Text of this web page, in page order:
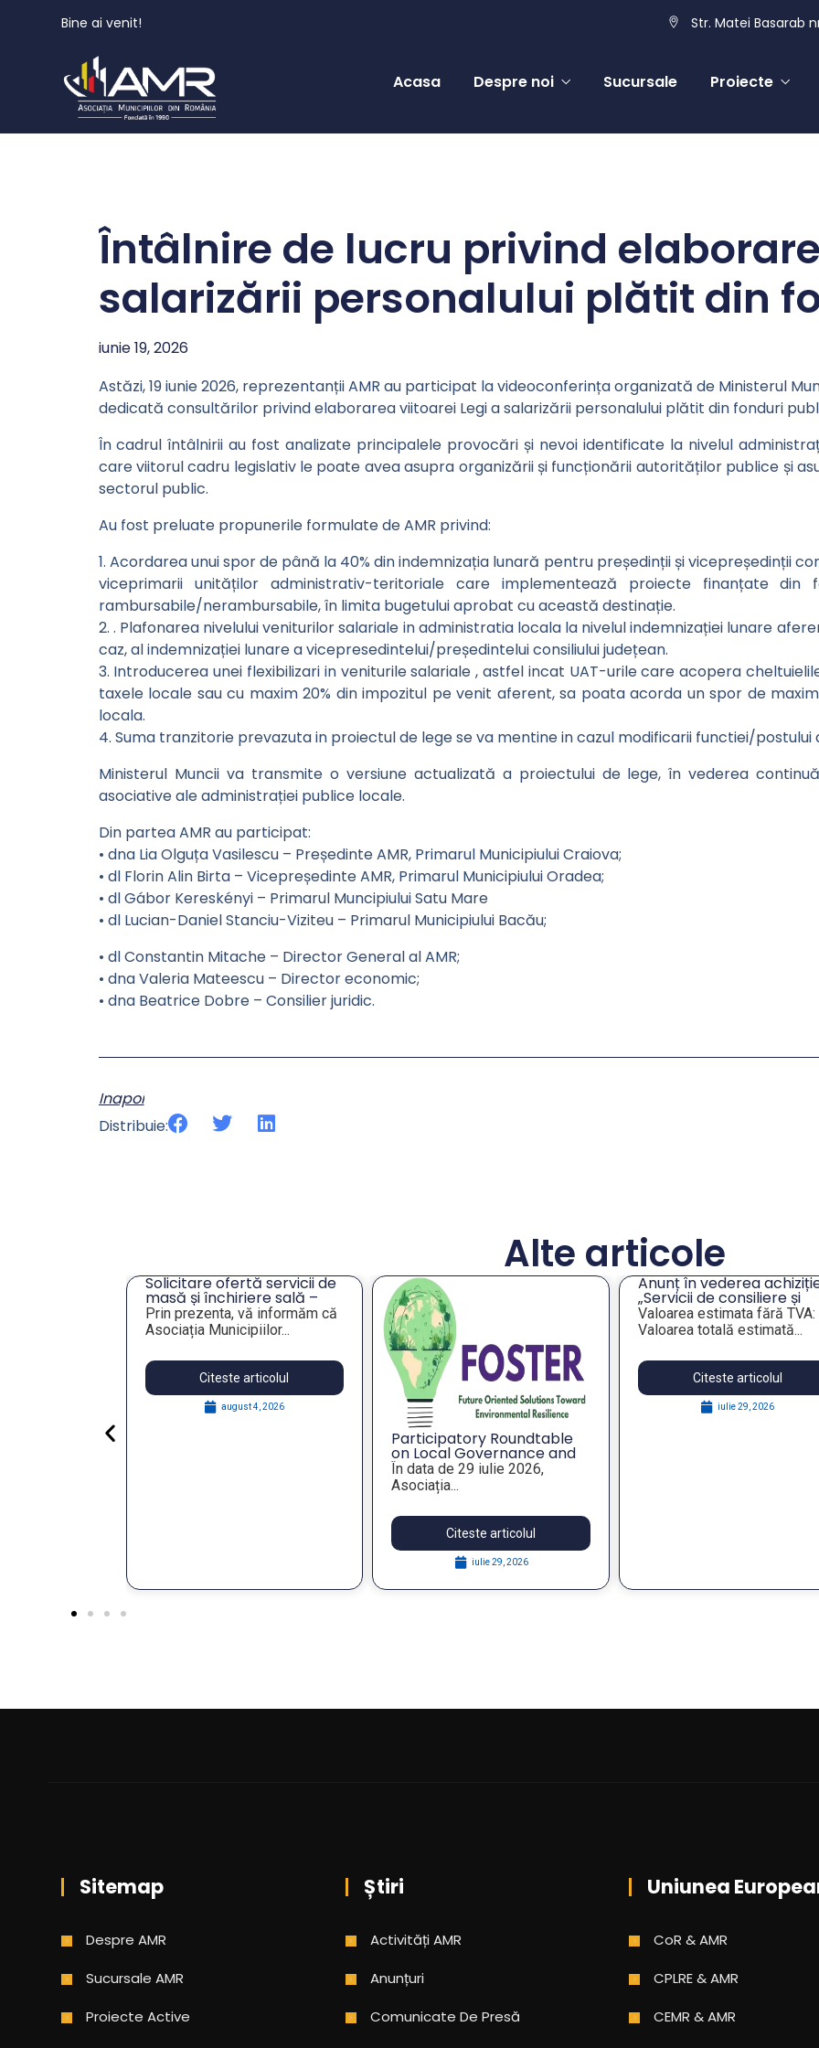
Bine ai venit! Str. Matei Basarab
Acasa Despre noi Sucursale Proiecte
Întâlnire de lucru privind
salarizării personalului plătit din
iunie 19, 2026
Astăzi, 19 iunie 2026, reprezentanții AMR au participat la videoconferința organizată de Ministerul
dedicată consultărilor privind elaborarea viitoarei Legi a salarizării personalului plătit din fonduri
În cadrul întâlnirii au fost analizate principalele provocări și nevoi identificate la nivelul
care viitorul cadru legislativ le poate avea asupra organizării și funcționării autorităților publice și
sectorul public.
Au fost preluate propunerile formulate de AMR privind:
1. Acordarea unui spor de până la 40% din indemnizația lunară pentru președinții și vicepreședinții
viceprimarii unităților administrativ-teritoriale care implementează proiecte finanțate din
rambursabile/nerambursabile, în limita bugetului aprobat cu această destinație.
2. . Plafonarea nivelului veniturilor salariale in administratia locala la nivelul indemnizației lunare
caz, al indemnizației lunare a vicepresedintelui/președintelui consiliului județean.
3. ⁠Introducerea unei flexibilizari in veniturile salariale , astfel incat UAT-urile care acopera
taxele locale sau cu maxim 20% din impozitul pe venit aferent, sa poata acorda un spor de
locala.
4. Suma tranzitorie prevazuta in proiectul de lege se va mentine in cazul modificarii functiei/postului
Ministerul Muncii va transmite o versiune actualizată a proiectului de lege, în vederea
asociative ale administrației publice locale.
Din partea AMR au participat:
• dna Lia Olguța Vasilescu – Președinte AMR, Primarul Municipiului Craiova;
• dl Florin Alin Birta – Vicepreședinte AMR, Primarul Municipiului Oradea;
• dl Gábor Kereskényi – Primarul Muncipiului Satu Mare
• dl Lucian-Daniel Stanciu-Viziteu – Primarul Municipiului Bacău;
• dl Constantin Mitache – Director General al AMR;
• dna Valeria Mateescu – Director economic;
• dna Beatrice Dobre – Consilier juridic.
Inapoi
Distribuie:
Alte articole
Solicitare ofertă servicii de
masă și închiriere sală –
Tulcea
Prin prezenta, vă informăm că
Asociația Municipiilor...
Citeste articolul
august 4, 2026
Participatory Roundtable
on Local Governance and
Strategic Foresight for
Resilient Public Policies,
within the FOSTER Project
În data de 29 iulie 2026,
Asociația...
Citeste articolul
iulie 29, 2026
Anunț în vederea
„Servicii de consiliere și
orientare profesională a
angajaților din companiile
publice municipale”
Valoarea estimata fără TVA:
Valoarea totală estimată...
Citeste articolul
iulie 29, 2026
Sitemap
Despre AMR
Sucursale AMR
Proiecte Active
Știri
Activități AMR
Anunțuri
Comunicate De Presă
Uniunea
CoR & AMR
CPLRE & AMR
CEMR & AMR